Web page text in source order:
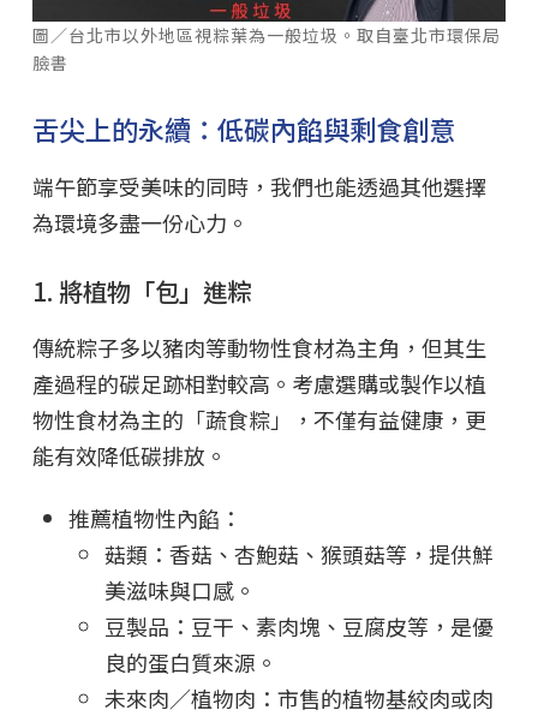
圖／台北市以外地區視粽葉為一般垃圾。取自臺北市環保局
臉書
舌尖上的永續：低碳內餡與剩食創意
端午節享受美味的同時，我們也能透過其他選擇
為環境多盡一份心力。
1. 將植物「包」進粽
傳統粽子多以豬肉等動物性食材為主角，但其生
產過程的碳足跡相對較高。考慮選購或製作以植
物性食材為主的「蔬食粽」，不僅有益健康，更
能有效降低碳排放。
推薦植物性內餡：
菇類：香菇、杏鮑菇、猴頭菇等，提供鮮
美滋味與口感。
豆製品：豆干、素肉塊、豆腐皮等，是優
良的蛋白質來源。
未來肉／植物肉：市售的植物基絞肉或肉